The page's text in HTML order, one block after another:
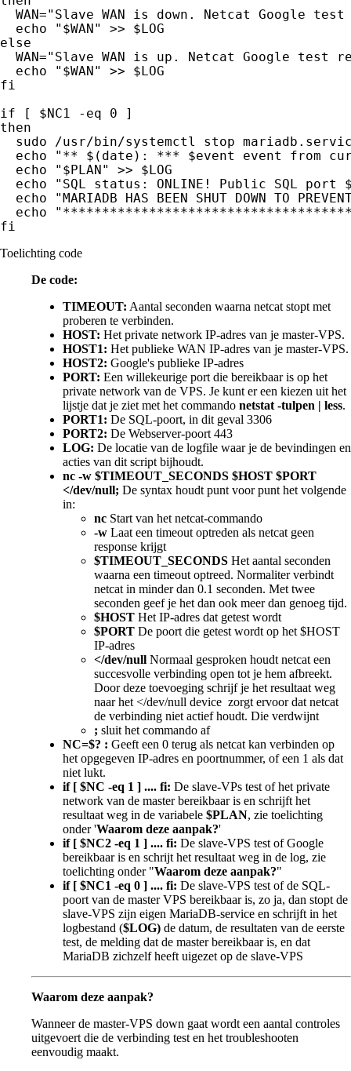
WAN="Slave WAN is down. Netcat Google
  echo "$WAN" >> $LOG
else
WAN="Slave WAN is up. Netcat Google test
  echo "$WAN" >> $LOG
fi
if [ $NC1 -eq 0 ]
then
sudo /usr/bin/systemctl stop
echo "** $(date): *** $event event from
  echo "$PLAN" >> $LOG
echo "SQL status: ONLINE! Public SQL port
echo "MARIADB HAS BEEN SHUT DOWN TO
echo
fi
Toelichting code
De code:
TIMEOUT: Aantal seconden waarna netcat stopt met
proberen te verbinden.
HOST: Het private network IP-adres van je master-VPS.
HOST1: Het publieke WAN IP-adres van je master-VPS.
HOST2: Google's publieke IP-adres
PORT: Een willekeurige port die bereikbaar is op het
private network van de VPS. Je kunt er een kiezen uit het
lijstje dat je ziet met het commando netstat -tulpen | less.
PORT1: De SQL-poort, in dit geval 3306
PORT2: De Webserver-poort 443
LOG: De locatie van de logfile waar je de bevindingen en
acties van dit script bijhoudt.
nc -w $TIMEOUT_SECONDS $HOST $PORT
</dev/null; De syntax houdt punt voor punt het volgende
in:
nc Start van het netcat-commando
-w Laat een timeout optreden als netcat geen
response krijgt
$TIMEOUT_SECONDS Het aantal seconden
waarna een timeout optreed. Normaliter verbindt
netcat in minder dan 0.1 seconden. Met twee
seconden geef je het dan ook meer dan genoeg tijd.
$HOST Het IP-adres dat getest wordt
$PORT De poort die getest wordt op het $HOST
IP-adres
</dev/null Normaal gesproken houdt netcat een
succesvolle verbinding open tot je hem afbreekt.
Door deze toevoeging schrijf je het resultaat weg
naar het </dev/null device zorgt ervoor dat netcat
de verbinding niet actief houdt. Die verdwijnt
; sluit het commando af
NC=$? : Geeft een 0 terug als netcat kan verbinden op
het opgegeven IP-adres en poortnummer, of een 1 als dat
niet lukt.
if [ $NC -eq 1 ] .... fi: De slave-VPs test of het private
network van de master bereikbaar is en schrijft het
resultaat weg in de variabele $PLAN, zie toelichting
onder 'Waarom deze aanpak?'
if [ $NC2 -eq 1 ] .... fi: De slave-VPS test of Google
bereikbaar is en schrijt het resultaat weg in de log, zie
toelichting onder "Waarom deze aanpak?"
if [ $NC1 -eq 0 ] .... fi: De slave-VPS test of de SQL-
poort van de master VPS bereikbaar is, zo ja, dan stopt de
slave-VPS zijn eigen MariaDB-service en schrijft in het
logbestand ($LOG) de datum, de resultaten van de eerste
test, de melding dat de master bereikbaar is, en dat
MariaDB zichzelf heeft uigezet op de slave-VPS
Waarom deze aanpak?
Wanneer de master-VPS down gaat wordt een aantal controles
uitgevoert die de verbinding test en het troubleshooten
eenvoudig maakt.